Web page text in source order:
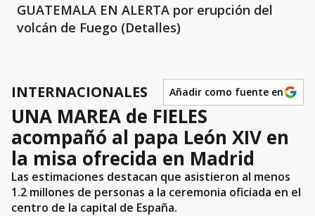
GUATEMALA EN ALERTA por erupción del
volcán de Fuego (Detalles)
INTERNACIONALES Añadir como fuente en
UNA MAREA de FIELES
acompañó al papa León XIV en
la misa ofrecida en Madrid
Las estimaciones destacan que asistieron al menos
1.2 millones de personas a la ceremonia oficiada en el
centro de la capital de España.